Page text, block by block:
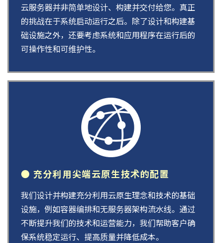
云服务器并非简单地设计、构建并交付给您。真正
的挑战在于系统启动运行之后。除了设计和构建基
础设施之外，还要考虑系统和应用程序在运行后的
可操作性和可维护性。
● 充分利用尖端云原生技术的配置
我们设计并构建充分利用云原生理念和技术的基础
设施，例如容器编排和无服务器架构流水线。通过
不断提升我们的技术和运营能力，我们帮助客户确
保系统稳定运行、提高质量并降低成本。